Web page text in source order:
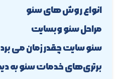
انواع روش های سئو
مراحل سئو وبسایت
سئو سایت چقدر زمان می
برتری‌های خدمات سئو به